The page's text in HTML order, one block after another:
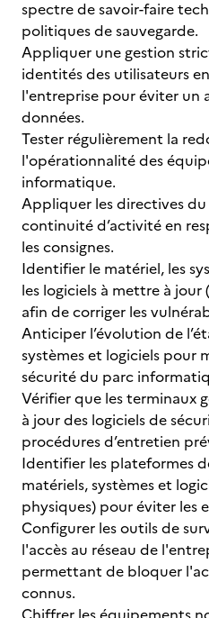
spectre de savoir-faire
politiques de sauvegarde.
Appliquer une gestion
identités des utilisateurs
l'entreprise pour éviter un
données.
Tester régulièrement la
l'opérationnalité des
informatique.
Appliquer les directives
continuité d’activité en
les consignes.
Identifier le matériel, les
les logiciels à mettre à
afin de corriger les
Anticiper l’évolution de
systèmes et logiciels pour
sécurité du parc
Vérifier que les terminaux
à jour des logiciels de
procédures d’entretien
Identifier les plateformes
matériels, systèmes et
physiques) pour éviter les
Configurer les outils de
l'accès au réseau de
permettant de bloquer
connus.